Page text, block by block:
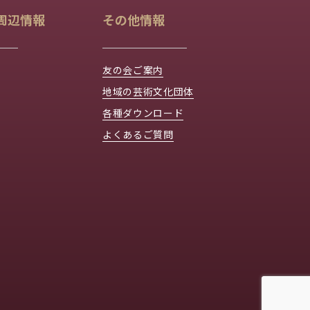
辺情報 その他情報
友の会ご案内
地域の芸術文化団体
各種ダウンロード
よくあるご質問